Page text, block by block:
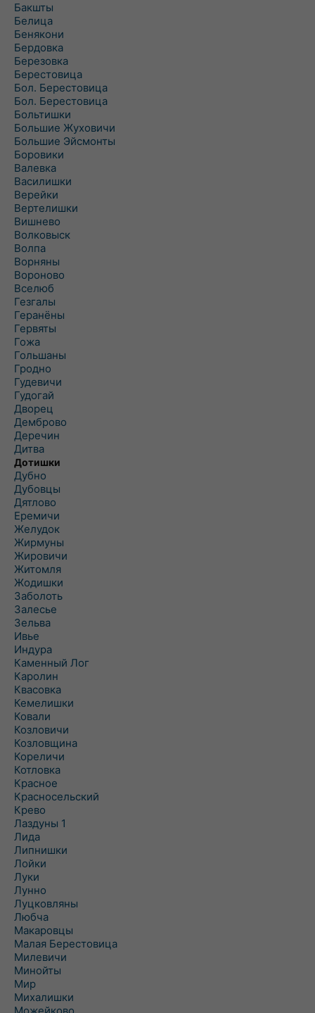
Бакшты
Белица
Бенякони
Бердовка
Березовка
Берестовица
Бол. Берестовица
Бол. Берестовица
Больтишки
Большие Жуховичи
Большие Эйсмонты
Боровики
Валевка
Василишки
Верейки
Вертелишки
Вишнево
Волковыск
Волпа
Ворняны
Вороново
Вселюб
Гезгалы
Геранёны
Гервяты
Гожа
Гольшаны
Гродно
Гудевичи
Гудогай
Дворец
Демброво
Деречин
Дитва
Дотишки
Дубно
Дубовцы
Дятлово
Еремичи
Желудок
Жирмуны
Жировичи
Житомля
Жодишки
Заболоть
Залесье
Зельва
Ивье
Индура
Каменный Лог
Каролин
Квасовка
Кемелишки
Ковали
Козловичи
Козловщина
Кореличи
Котловка
Красное
Красносельский
Крево
Лаздуны 1
Лида
Липнишки
Лойки
Луки
Лунно
Луцковляны
Любча
Макаровцы
Малая Берестовица
Милевичи
Минойты
Мир
Михалишки